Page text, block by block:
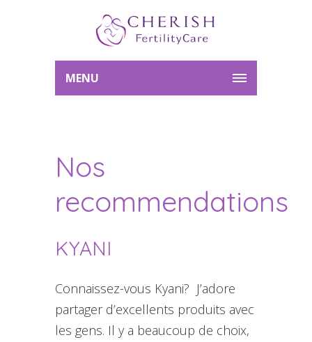
MENU
Nos
recommendations
KYANI
Connaissez-vous Kyani? J’adore
partager d’excellents produits avec
les gens. Il y a beaucoup de choix,